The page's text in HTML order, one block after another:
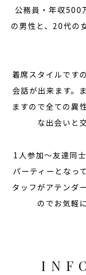
公務員・年収500
の男性と、20代の
着席スタイルです
会話が出来ます。
ますので全ての異
な出会いと
1人参加～友達同
パーティーとなっ
タッフがアテンダ
のでお気軽